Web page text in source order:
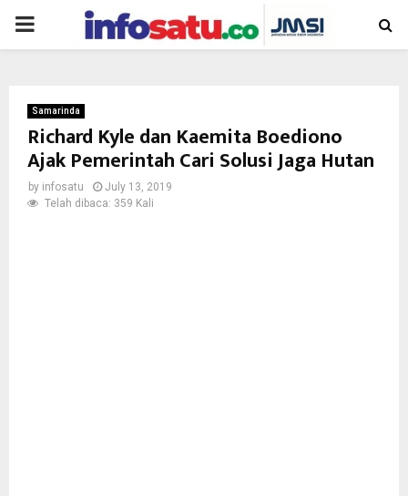
PRIMARY
Samarinda
Richard Kyle dan Kaemita Boediono
Ajak Pemerintah Cari Solusi Jaga Hutan
by infosatu
July 13, 2019
Telah dibaca: 359 Kali